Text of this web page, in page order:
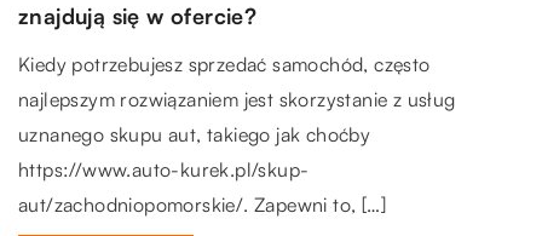
znajdują się w ofercie?
Kiedy potrzebujesz sprzedać samochód, często
najlepszym rozwiązaniem jest skorzystanie z usług
uznanego skupu aut, takiego jak choćby
https://www.auto-kurek.pl/skup-
aut/zachodniopomorskie/. Zapewni to, […]